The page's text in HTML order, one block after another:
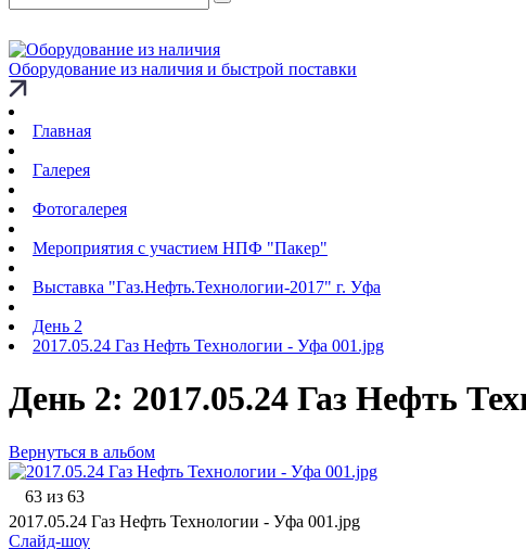
Оборудование из наличия и быстрой поставки
Главная
Галерея
Фотогалерея
Мероприятия с участием НПФ "Пакер"
Выставка "Газ.Нефть.Технологии-2017" г. Уфа
День 2
2017.05.24 Газ Нефть Технологии - Уфа 001.jpg
День 2: 2017.05.24 Газ Нефть
Вернуться в альбом
63 из 63
2017.05.24 Газ Нефть Технологии - Уфа 001.jpg
Слайд-шоу